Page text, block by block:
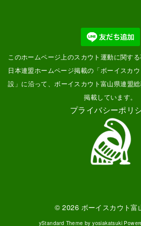
このホームページ上のスカウト運動に関す
日本連盟ホームページ掲載の「ボーイスカ
設 」に沿って、ボーイスカウト富山県連盟
掲載しています。
プライバシーポリ
© 2026 ボーイスカウト富
yStandard Theme byyosiakatsuki